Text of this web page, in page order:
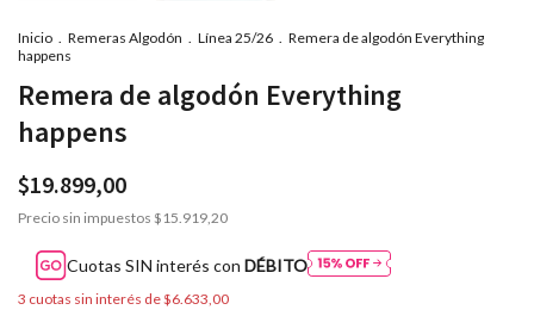
Inicio . Remeras Algodón . Línea 25/26 . Remera de algodón Everything
happens
Remera de algodón Everything
happens
$19.899,00
Precio sin impuestos $15.919,20
Cuotas SIN interés conDÉBITO
3 cuotas sin interés de$6.633,00